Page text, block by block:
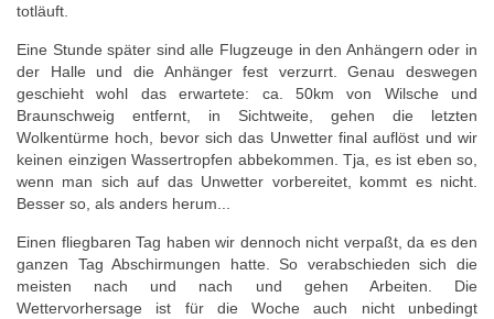
totläuft.
Eine Stunde später sind alle Flugzeuge in den Anhängern oder in
der Halle und die Anhänger fest verzurrt. Genau deswegen
geschieht wohl das erwartete: ca. 50km von Wilsche und
Braunschweig entfernt, in Sichtweite, gehen die letzten
Wolkentürme hoch, bevor sich das Unwetter final auflöst und wir
keinen einzigen Wassertropfen abbekommen. Tja, es ist eben so,
wenn man sich auf das Unwetter vorbereitet, kommt es nicht.
Besser so, als anders herum...
Einen fliegbaren Tag haben wir dennoch nicht verpaßt, da es den
ganzen Tag Abschirmungen hatte. So verabschieden sich die
meisten nach und nach und gehen Arbeiten. Die
Wettervorhersage ist für die Woche auch nicht unbedingt